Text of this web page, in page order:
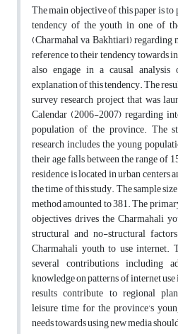
The main objective of this paper is
tendency of the youth in one of
(Charmahal va Bakhtiari) regarding
reference to their tendency towards
also engage in a causal
explanation of this tendency. The
survey research project that was
Calendar (2006-2007) regarding
population of the province. The
research includes the young
their age falls between the range of
residence is located in urban centers
the time of this study. The sample
method amounted to 381. The
objectives drives the Charmahali
structural and no-structural
Charmahali youth to use internet.
several contributions including
knowledge on patterns of internet
results contribute to regional
leisure time for the province’s
needs towards using new media